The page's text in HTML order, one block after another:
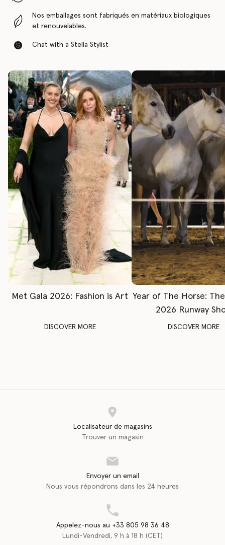
Nos emballages sont fabriqués en matériaux biologiques
et renouvelables.
Chat with a Stella Stylist
Met Gala 2026: Fashion is Art
DISCOVER MORE
Year of The Horse:
2026 Runway
DISCOVER MORE
Localisateur de magasins
Trouver un magasin
Envoyer un email
Nous vous répondrons dans les 24 heures
Appelez-nous au +33 805 98 36 48
Lundi-Vendredi, 9 h à 18 h (CET)